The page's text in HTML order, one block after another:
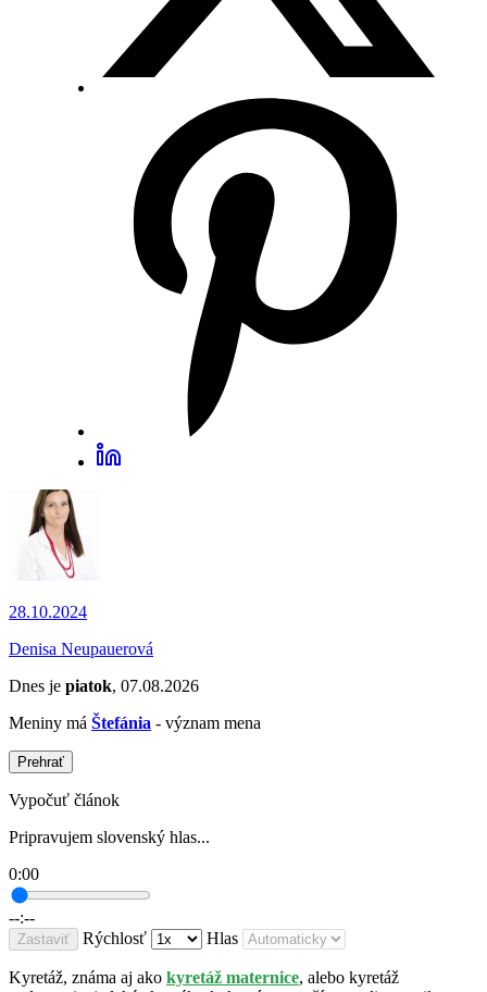
28.10.2024
Denisa Neupauerová
Dnes je piatok, 07.08.2026
Meniny má Štefánia - význam mena
Prehrať
Vypočuť článok
Pripravujem slovenský hlas...
0:00
--:--
Zastaviť Rýchlosť Hlas
Kyretáž, známa aj ako kyretáž maternice, alebo kyretáž